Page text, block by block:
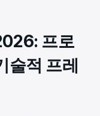
프로
술적 프레